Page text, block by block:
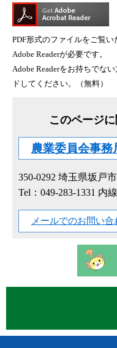
PDF形式のファイルをご覧
Adobe Readerが必要です。
Adobe Readerをお持ちでな
ドしてください。（無料）
このページ
農業委員会事務
350-0292 埼玉県坂戸
Tel：049-283-1331 内
メールでのお問い合